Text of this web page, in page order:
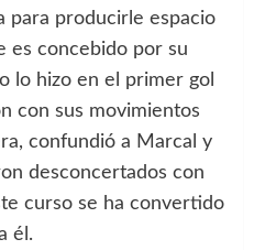
para producirle espacio
es concebido por su
lo hizo en el primer gol
con sus movimientos
confundió a Marcal y
desconcertados con
curso se ha convertido
él.